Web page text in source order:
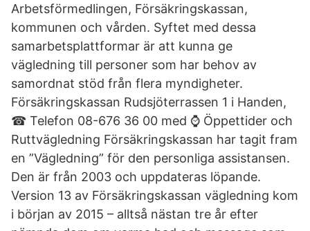
Arbetsförmedlingen, Försäkringskassan,
kommunen och vården. Syftet med dessa
samarbetsplattformar är att kunna ge
vägledning till personer som har behov av
samordnat stöd från flera myndigheter.
Försäkringskassan Rudsjöterrassen 1 i Handen,
☎ Telefon 08-676 36 00 med ⌚ Öppettider och
Ruttvägledning Försäkringskassan har tagit fram
en ”Vägledning” för den personliga assistansen.
Den är från 2003 och uppdateras löpande.
Version 13 av Försäkringskassan vägledning kom
i början av 2015 – alltså nästan tre år efter